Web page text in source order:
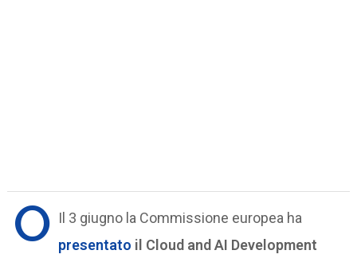
O Il 3 giugno la Commissione europea ha
presentato il Cloud and AI Development